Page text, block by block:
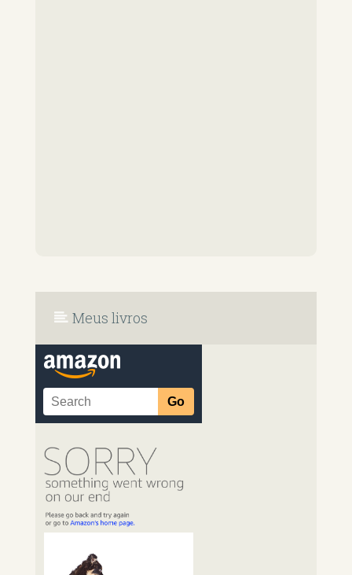
Meus livros